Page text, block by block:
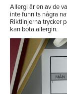
Allergi är en av de
inte funnits några
Riktlinjerna trycker
kan bota allergin.